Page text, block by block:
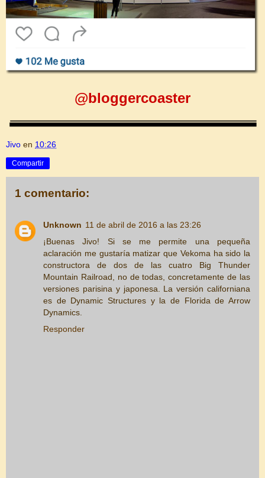
@bloggercoaster
Jivo en 10:26
Compartir
1 comentario:
Unknown 11 de abril de 2016 a las 23:26
¡Buenas Jivo! Si se me permite una pequeña
aclaración me gustaría matizar que Vekoma ha sido la
constructora de dos de las cuatro Big Thunder
Mountain Railroad, no de todas, concretamente de las
versiones parisina y japonesa. La versión californiana
es de Dynamic Structures y la de Florida de Arrow
Dynamics.
Responder